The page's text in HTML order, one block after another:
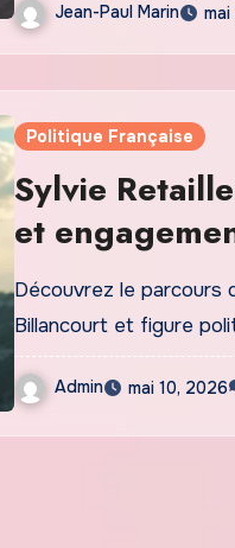
Jean-Paul Marin
Politique Française
Sylvie
et
Découvrez le parcours
Billancourt et figure
Admin mai 10, 2026